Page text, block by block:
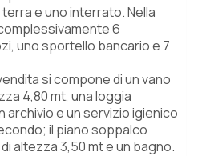
e uno interrato. Nella
6
uno sportello bancario e 7
si compone di un vano
4,80 mt, una loggia
archivio e un servizio igienico
il piano soppalco
altezza 3,50 mt e un bagno.